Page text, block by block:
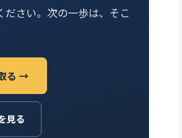
ださい。次の一歩は、そこ
る →
見る